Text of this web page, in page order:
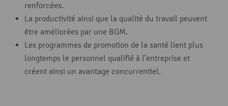
renforcées.
La productivité ainsi que la qualité du travail peuvent
être améliorées par une BGM.
Les programmes de promotion de la santé lient plus
longtemps le personnel qualifié à l’entreprise et
créent ainsi un avantage concurrentiel.